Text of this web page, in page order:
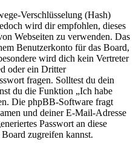
Verschlüsselung (Hash)
wird dir empfohlen, dieses
Webseiten zu verwenden. Das
Benutzerkonto für das Board,
wird dich kein Vertreter
oder ein Dritter
fragen. Solltest du dein
du die Funktion „Ich habe
Die phpBB-Software fragt
und deiner E-Mail-Adresse
Passwort an diese
zugreifen kannst.